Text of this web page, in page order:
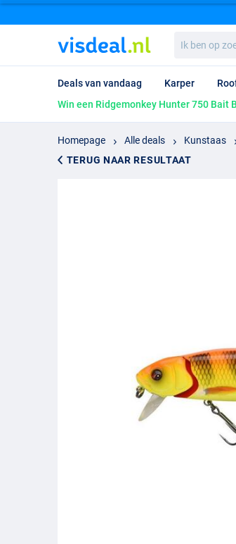
ben
op
naar...
Deals van vandaag Karper
Win een Ridgemonkey Hunter 750 Bait
Homepage Alle deals Kunstaas
TERUG NAAR RESULTAAT